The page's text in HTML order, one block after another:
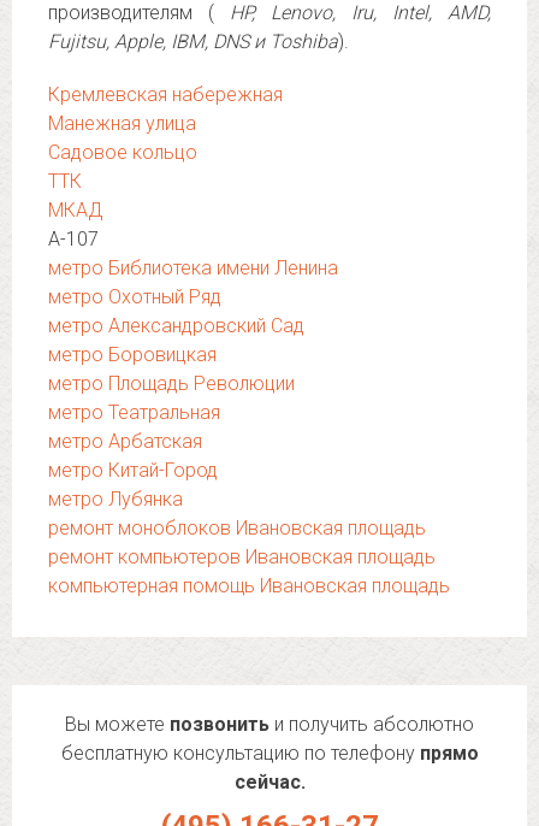
производителям ( HP, Lenovo, Iru, Intel, AMD,
Fujitsu, Apple, IBM, DNS и Toshiba).
Кремлевская набережная
Манежная улица
Садовое кольцо
ТТК
МКАД
А-107
метро Библиотека имени Ленина
метро Охотный Ряд
метро Александровский Сад
метро Боровицкая
метро Площадь Революции
метро Театральная
метро Арбатская
метро Китай-Город
метро Лубянка
ремонт моноблоков Ивановская площадь
ремонт компьютеров Ивановская площадь
компьютерная помощь Ивановская площадь
Вы можете позвонить и получить абсолютно
бесплатную консультацию по телефону прямо
сейчас.